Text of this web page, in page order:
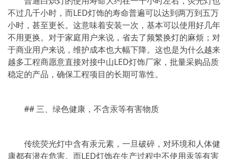
不过几千小时，而LED灯饰的寿命普遍可以达到两万到五万
小时，甚至更长。这意味着安装一次，基本可以使用好几年
不用更换。对于家庭用户来说，省去了频繁换灯的麻烦；对
于商业用户来说，维护成本也大幅下降。这也是为什么越来
越多工程商愿意直接对接中山LED灯饰厂家，批量采购品质
稳定的产品，确保工程项目的长期可靠性。
## 三、绿色健康，不含汞等有害物质
传统荧光灯中含有汞元素，一旦破碎，对环境和人体健
康都有潜在危害。而LED灯饰在生产过程中不使用汞等有害